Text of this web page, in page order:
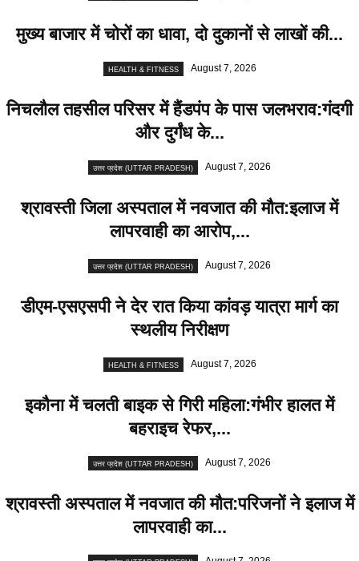
मुख्य बाजार में चोरों का धावा, दो दुकानों से लाखों की...
HEALTH & FITNESS August 7, 2026
निचलौल तहसील परिसर में हैंडपंप के पास जलभराव:गंदगी
और दुर्गंध के...
उत्तर प्रदेश (UTTAR PRADESH) August 7, 2026
श्रावस्ती जिला अस्पताल में नवजात की मौत:इलाज में
लापरवाही का आरोप,...
उत्तर प्रदेश (UTTAR PRADESH) August 7, 2026
डीएम-एसएसपी ने देर रात किया कांवड़ यात्रा मार्ग का
स्थलीय निरीक्षण
HEALTH & FITNESS August 7, 2026
इकौना में चलती बाइक से गिरी महिला:गंभीर हालत में
बहराइच रेफर,...
उत्तर प्रदेश (UTTAR PRADESH) August 7, 2026
श्रावस्ती अस्पताल में नवजात की मौत:परिजनों ने इलाज में
लापरवाही का...